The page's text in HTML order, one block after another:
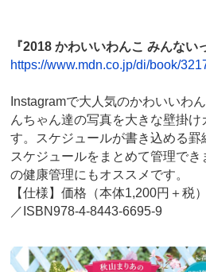
『2018 かわいいわんこ みんない
https://www.mdn.co.jp/di/book/
Instagramで大人気のかわいいわ
んちゃん達の写真を大きな壁掛け
す。スケジュールが書き込める
スケジュールをまとめて管理で
の健康管理にもオススメです。
【仕様】価格（本体1,200円＋税
／ISBN978-4-8443-6695-9